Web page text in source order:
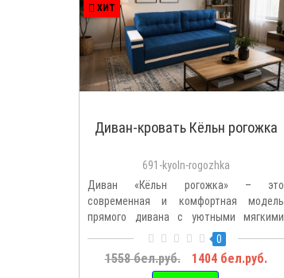
ХИТ
Диван-кровать Кёльн рогожка
691-kyoln-rogozhka
Диван «Кёльн рогожка» – это
современная и комфортная модель
прямого дивана с уютными мягкими
0
1558 бел.руб. 1404 бел.руб.